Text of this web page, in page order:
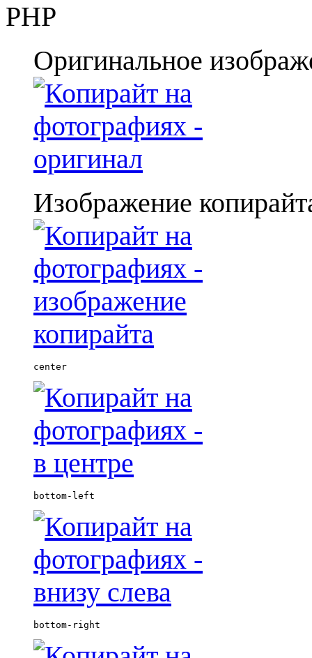
PHP
Оригинальное
Изображение
center
bottom-left
bottom-right